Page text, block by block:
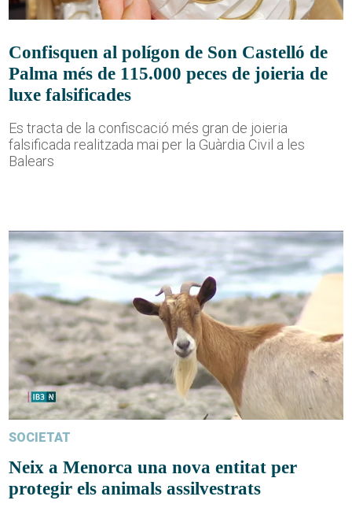
Confisquen al polígon de Son Castelló de
Palma més de 115.000 peces de joieria de
luxe falsificades
Es tracta de la confiscació més gran de joieria
falsificada realitzada mai per la Guàrdia Civil a les
Balears
SOCIETAT
Neix a Menorca una nova entitat per
protegir els animals assilvestrats